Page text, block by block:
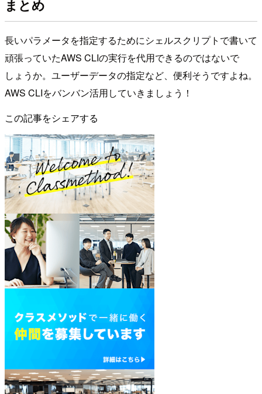
まとめ
長いパラメータを指定するためにシェルスクリプトで書いて
頑張っていたAWS CLIの実行を代用できるのではないで
しょうか。ユーザーデータの指定など、便利そうですよね。
AWS CLIをバンバン活用していきましょう！
この記事をシェアする